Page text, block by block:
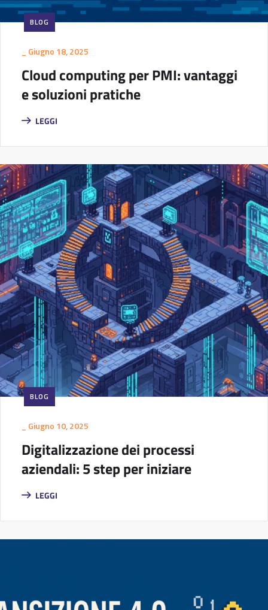
BLOG
Giugno 18, 2025
Cloud computing per PMI: vantaggi
e soluzioni pratiche
LEGGI
BLOG
Giugno 10, 2025
Digitalizzazione dei processi
aziendali: 5 step per iniziare
LEGGI